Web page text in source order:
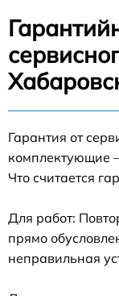
Гарантия от
комплектующие
Что считается
Для работ:
прямо
неправильная